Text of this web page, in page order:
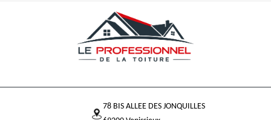
78 BIS ALLEE DES JONQUILLES